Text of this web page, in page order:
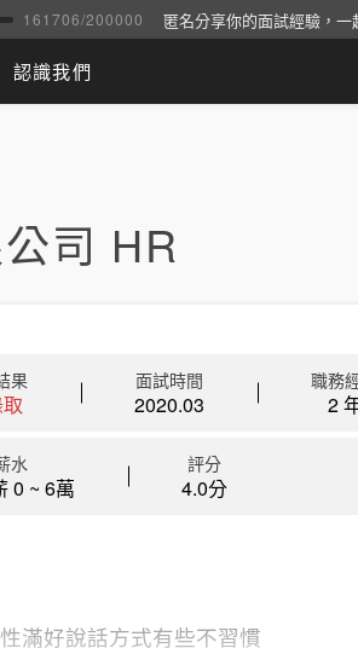
161706/200000 匿名分享你的面試經驗，
認識我們
司 HR
果 面試時間
2020.03
職務
2
水
0 ~ 6萬
評分
4.0分
滿好說話方式有些不習慣